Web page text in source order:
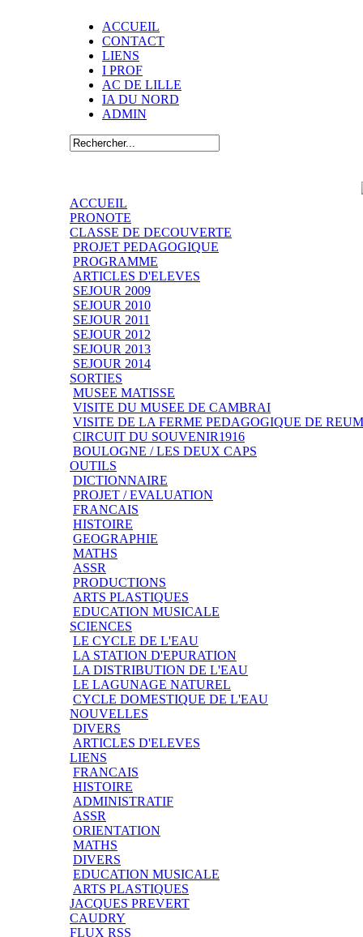
ACCUEIL
CONTACT
LIENS
I PROF
AC DE LILLE
IA DU NORD
ADMIN
ACCUEIL
PRONOTE
CLASSE DE DECOUVERTE
PROJET PEDAGOGIQUE
PROGRAMME
ARTICLES D'ELEVES
SEJOUR 2009
SEJOUR 2010
SEJOUR 2011
SEJOUR 2012
SEJOUR 2013
SEJOUR 2014
SORTIES
MUSEE MATISSE
VISITE DU MUSEE DE CAMBRAI
VISITE DE LA FERME PEDAGOGIQUE DE
CIRCUIT DU SOUVENIR1916
BOULOGNE / LES DEUX CAPS
OUTILS
DICTIONNAIRE
PROJET / EVALUATION
FRANCAIS
HISTOIRE
GEOGRAPHIE
MATHS
ASSR
PRODUCTIONS
ARTS PLASTIQUES
EDUCATION MUSICALE
SCIENCES
LE CYCLE DE L'EAU
LA STATION D'EPURATION
LA DISTRIBUTION DE L'EAU
LE LAGUNAGE NATUREL
CYCLE DOMESTIQUE DE L'EAU
NOUVELLES
DIVERS
ARTICLES D'ELEVES
LIENS
FRANCAIS
HISTOIRE
ADMINISTRATIF
ASSR
ORIENTATION
MATHS
DIVERS
EDUCATION MUSICALE
ARTS PLASTIQUES
JACQUES PREVERT
CAUDRY
FLUX RSS